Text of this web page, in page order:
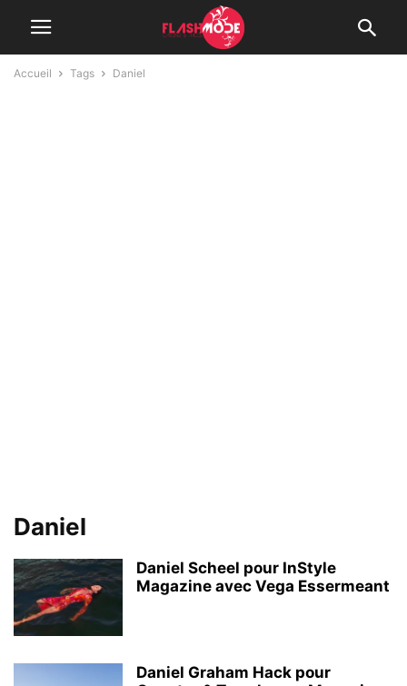
Accueil Tags Daniel
Daniel
Daniel Scheel pour InStyle
Magazine avec Vega Essermeant
Daniel Graham Hack pour